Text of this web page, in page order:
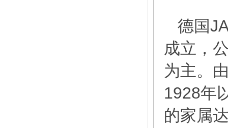
德国
成立，
为主。
1928年
的家属